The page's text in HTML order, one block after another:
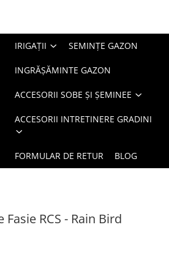
IRIGAȚII SEMINȚE GAZON
INGRĂȘĂMINTE GAZON
ACCESORII SOBE ȘI ȘEMINEE
ACCESORII INTRETINERE GRADINI
FORMULAR DE RETUR BLOG
RCS - Rain Bird